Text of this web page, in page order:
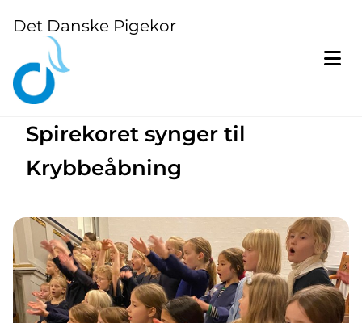
Det Danske Pigekor
Spirekoret synger til
Krybbeåbning